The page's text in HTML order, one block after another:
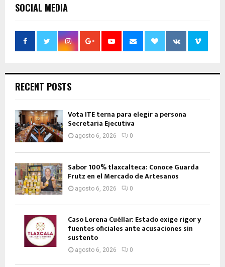
SOCIAL MEDIA
RECENT POSTS
Vota ITE terna para elegir a persona
Secretaria Ejecutiva
agosto 6, 2026 0
Sabor 100% tlaxcalteca: Conoce Guarda
Frutz en el Mercado de Artesanos
agosto 6, 2026 0
Caso Lorena Cuéllar: Estado exige rigor y
fuentes oficiales ante acusaciones sin
sustento
agosto 6, 2026 0